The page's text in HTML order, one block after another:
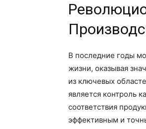
В последние годы
жизни, оказывая
из ключевых
является контроль
соответствия
эффективным и